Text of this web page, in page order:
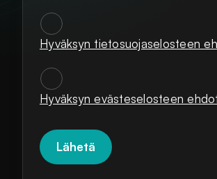
Hyväksyn tietosuojaselosteen
SUOSTUMUKSET
Hyväksyn evästeselosteen